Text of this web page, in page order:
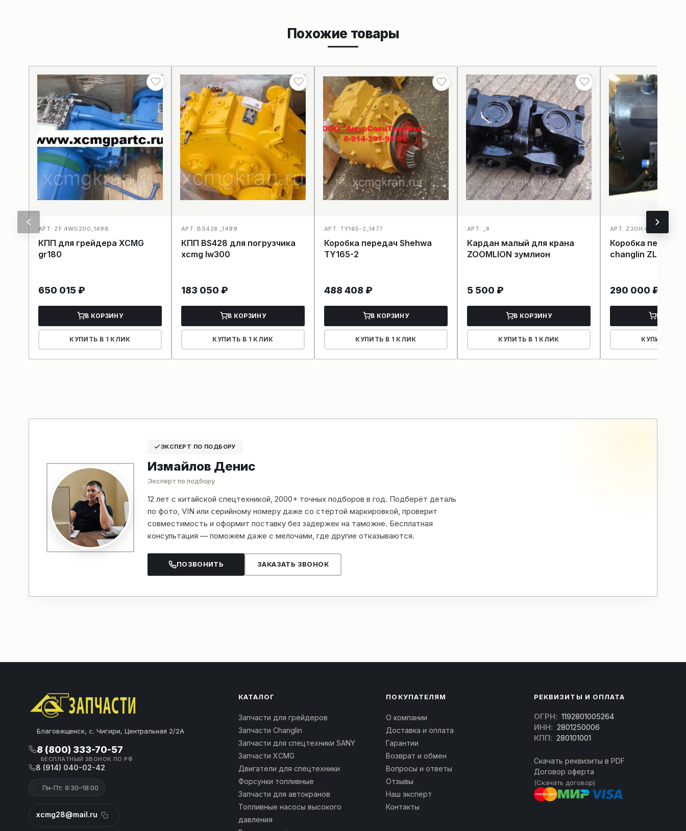
Похожие товары
АРТ: ZF 4WG200_1496
КПП для грейдера XCMG
gr180
650 015 ₽
В КОРЗИНУ
КУПИТЬ В 1 КЛИК
АРТ: BS428 _1499
КПП BS428 для погрузчика
xcmg lw300
183 050 ₽
В КОРЗИНУ
КУПИТЬ В 1 КЛИК
АРТ: TY165-2_1477
Коробка передач Shehwa
TY165-2
488 408 ₽
В КОРЗИНУ
КУПИТЬ В 1 КЛИК
АРТ: _8
Кардан малый для крана
ZOOMLION зумлион
5 500 ₽
В КОРЗИНУ
КУПИТЬ В 1 КЛИК
АРТ: Z30H.4 _5
Коробка
changlin ZL30H
290 000 ₽
В
КУПИТЬ В 1
ЭКСПЕРТ ПО ПОДБОРУ
Измайлов Денис
Эксперт по подбору
12 лет с китайской спецтехникой, 2000+ точных подборов в год. Подберёт деталь
по фото, VIN или серийному номеру даже со стёртой маркировкой, проверит
совместимость и оформит поставку без задержек на таможне. Бесплатная
консультация — поможем даже с мелочами, где другие отказываются.
ПОЗВОНИТЬ ЗАКАЗАТЬ ЗВОНОК
Благовещенск, с. Чигири, Центральная 2/2А
8 (800) 333-70-57
БЕСПЛАТНЫЙ ЗВОНОК ПО РФ
8 (914) 040-02-42
Пн-Пт: 9:30–18:00
xcmg28@mail.ru
КАТАЛОГ
Запчасти для грейдеров
Запчасти Changlin
Запчасти для спецтехники SANY
Запчасти XCMG
Двигатели для спецтехники
Форсунки топливные
Запчасти для автокранов
Топливные насосы высокого
давления
ПОКУПАТЕЛЯМ
О компании
Доставка и оплата
Гарантии
Возврат и обмен
Вопросы и ответы
Отзывы
Наш эксперт
Контакты
РЕКВИЗИТЫ И ОПЛАТА
ОГРН: 1192801005264
ИНН: 2801250006
КПП: 280101001
Скачать реквизиты в PDF
Договор оферта
(Скачать договор)